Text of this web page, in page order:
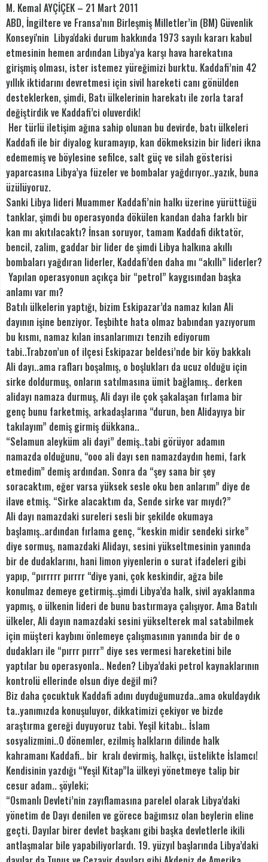
M. Kemal AYÇİÇEK – 21 Mart 2011
ABD, İngiltere ve Fransa’nın Birleşmiş Milletler’in (BM) Güvenlik
Konseyi'nin Libya'daki durum hakkında 1973 sayılı kararı kabul
etmesinin hemen ardından Libya’ya karşı hava harekatına
girişmiş olması, ister istemez yüreğimizi burktu. Kaddafi’nin 42
yıllık iktidarını devretmesi için sivil hareketi canı gönülden
desteklerken, şimdi, Batı ülkelerinin harekatı ile zorla taraf
değiştirdik ve Kaddafi’ci oluverdik!
Her türlü iletişim ağına sahip olunan bu devirde, batı ülkeleri
Kaddafi ile bir diyalog kuramayıp, kan dökmeksizin bir lideri ikna
edememiş ve böylesine sefilce, salt güç ve silah gösterisi
yaparcasına Libya’ya füzeler ve bombalar yağdırıyor..yazık, buna
üzülüyoruz.
Sanki Libya lideri Muammer Kaddafi’nin halkı üzerine yürüttüğü
tanklar, şimdi bu operasyonda dökülen kandan daha farklı bir
kan mı akıtılacaktı? İnsan soruyor, tamam Kaddafi diktatör,
bencil, zalim, gaddar bir lider de şimdi Libya halkına akıllı
bombaları yağdıran liderler, Kaddafi’den daha mı “akıllı” liderler?
Yapılan operasyonun açıkça bir “petrol” kaygısından başka
anlamı var mı?
Batılı ülkelerin yaptığı, bizim Eskipazar’da namaz kılan Ali
dayının işine benziyor. Teşbihte hata olmaz babından yazıyorum
bu kısmı, namaz kılan insanlarımızı tenzih ediyorum
tabi..Trabzon’un of ilçesi Eskipazar beldesi’nde bir köy bakkalı
Ali dayı..ama rafları boşalmış, o boşlukları da ucuz olduğu için
sirke doldurmuş, onların satılmasına ümit bağlamış.. derken
alidayı namaza durmuş, Ali dayı ile çok şakalaşan fırlama bir
genç bunu farketmiş, arkadaşlarına “durun, ben Alidayıya bir
takılayım” demiş girmiş dükkana..
“Selamun aleyküm ali dayi” demiş..tabi görüyor adamın
namazda olduğunu, “ooo ali dayı sen namazdaydın hemi, fark
etmedim” demiş ardından. Sonra da “şey sana bir şey
soracaktım, eğer varsa yüksek sesle oku ben anlarım” diye de
ilave etmiş. “Sirke alacaktım da, Sende sirke var mıydı?”
Ali dayı namazdaki sureleri sesli bir şekilde okumaya
başlamış..ardından fırlama genç, “keskin midir sendeki sirke”
diye sormuş, namazdaki Alidayı, sesini yükseltmesinin yanında
bir de dudaklarını, hani limon yiyenlerin o surat ifadeleri gibi
yapıp, “pırrrrr pırrrr “diye yani, çok keskindir, ağza bile
konulmaz demeye getirmiş..şimdi Libya’da halk, sivil ayaklanma
yapmış, o ülkenin lideri de bunu bastırmaya çalışıyor. Ama Batılı
ülkeler, Ali dayın namazdaki sesini yükselterek mal satabilmek
için müşteri kaybını önlemeye çalışmasının yanında bir de o
dudakları ile “pırrr pırrr” diye ses vermesi hareketini bile
yaptılar bu operasyonla.. Neden? Libya’daki petrol kaynaklarının
kontrolü ellerinde olsun diye değil mi?
Biz daha çocuktuk Kaddafi adını duyduğumuzda..ama okuldaydık
ta..yanımızda konuşuluyor, dikkatimizi çekiyor ve bizde
araştırma gereği duyuyoruz tabi. Yeşil kitabı.. İslam
sosyalizmini..O dönemler, ezilmiş halkların dilinde halk
kahramanı Kaddafi.. bir kralı devirmiş, halkçı, üstelikte İslamcı!
Kendisinin yazdığı “Yeşil Kitap”la ülkeyi yönetmeye talip bir
cesur adam.. şöyleki;
“Osmanlı Devleti’nin zayıflamasına parelel olarak Libya’daki
yönetim de Dayı denilen ve görece bağımsız olan beylerin eline
geçti. Dayılar birer devlet başkanı gibi başka devletlerle ikili
antlaşmalar bile yapabiliyorlardı. 19. yüzyıl başlarında Libya’daki